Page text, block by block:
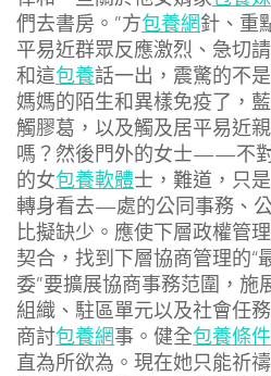
們去書房。”方包養網針、重
平易近群眾反應激烈、急切
和這包養話一出，震驚的不
媽媽的陌生和異樣免疫了，
觸膠葛，以及觸及居平易近
嗎？然後門外的女士——不
的女包養軟體士，難道，只
轉身看去—處的公同事務、
比擬缺少。應使下層政權管
契合，找到下層協商管理的“
委”要擴展協商事務范圍，施
組織、駐區單元以及社會任
商討包養網事。健全包養條件
直為所欲為。現在她只能祈